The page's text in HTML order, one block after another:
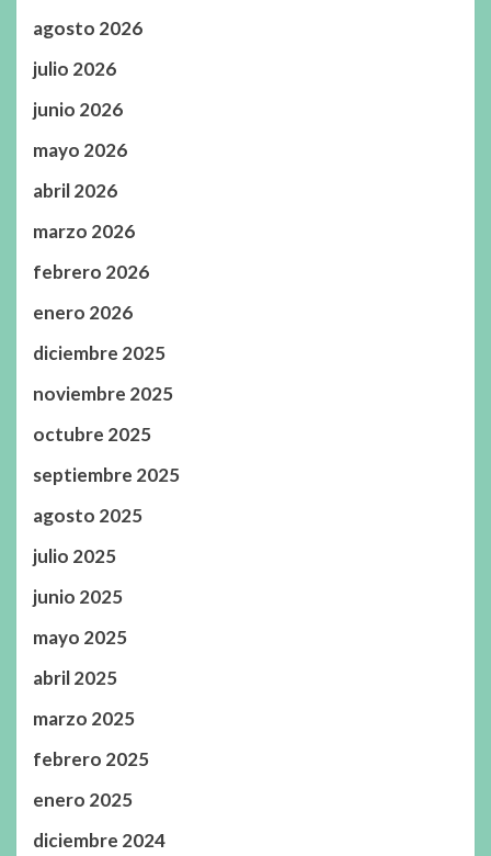
agosto 2026
julio 2026
junio 2026
mayo 2026
abril 2026
marzo 2026
febrero 2026
enero 2026
diciembre 2025
noviembre 2025
octubre 2025
septiembre 2025
agosto 2025
julio 2025
junio 2025
mayo 2025
abril 2025
marzo 2025
febrero 2025
enero 2025
diciembre 2024